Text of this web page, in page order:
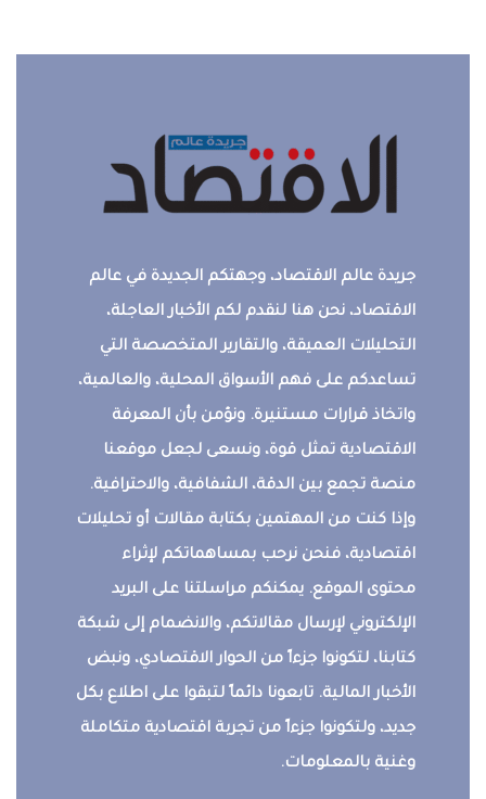
جريدة عالم الاقتصاد، وجهتكم الجديدة في عالم
الاقتصاد، نحن هنا لنقدم لكم الأخبار العاجلة،
التحليلات العميقة، والتقارير المتخصصة التي
تساعدكم على فهم الأسواق المحلية، والعالمية،
واتخاذ قرارات مستنيرة. ونؤمن بأن المعرفة
الاقتصادية تمثل قوة، ونسعى لجعل موقعنا
منصة تجمع بين الدقة، الشفافية، والاحترافية.
وإذا كنت من المهتمين بكتابة مقالات أو تحليلات
اقتصادية، فنحن نرحب بمساهماتكم لإثراء
محتوى الموقع. يمكنكم مراسلتنا على البريد
الإلكتروني لإرسال مقالاتكم، والانضمام إلى شبكة
كتابنا، لتكونوا جزءاً من الحوار الاقتصادي، ونبض
الأخبار المالية. تابعونا دائماً لتبقوا على اطلاع بكل
جديد، ولتكونوا جزءاً من تجربة اقتصادية متكاملة
وغنية بالمعلومات.